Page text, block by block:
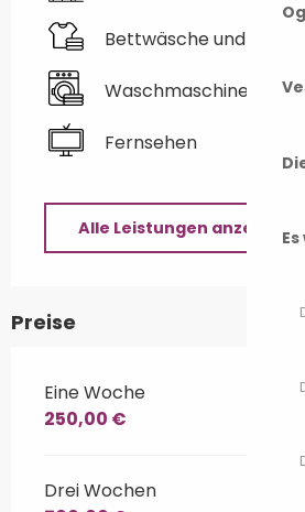
Bettwäsche und Laken
Waschmaschine
Fernsehen
Alle Leistungen anzeigen
Preise
Eine Woche
250,00 €
Drei Wochen